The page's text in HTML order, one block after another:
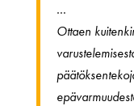
…
Ottaen